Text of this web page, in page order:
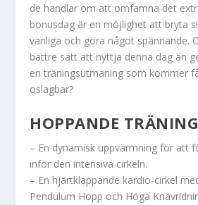
de handlar om att omfamna det
bonusdag är en möjlighet att bryta
vanliga och göra något spännande.
bättre sätt att nyttja denna dag än
en träningsutmaning som kommer
oslagbar?
HOPPANDE
– En dynamisk uppvärmning för att
inför den intensiva cirkeln.
– En hjärtklappande kardio-cirkel
Pendulum Hopp och Höga